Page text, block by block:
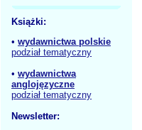
Książki:
• wydawnictwa polskie
podział tematyczny
• wydawnictwa
anglojęzyczne
podział tematyczny
Newsletter: